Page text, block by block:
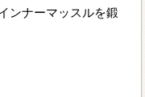
ンナーマッスルを鍛